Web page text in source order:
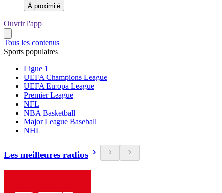
À proximité
Ouvrir l'app
Tous les contenus
Sports populaires
Ligue 1
UEFA Champions League
UEFA Europa League
Premier League
NFL
NBA Basketball
Major League Baseball
NHL
Les meilleures radios